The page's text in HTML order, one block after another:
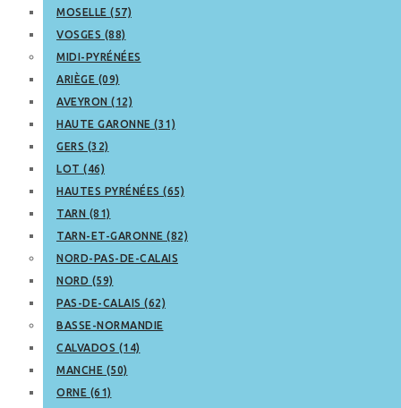
MOSELLE (57)
VOSGES (88)
MIDI-PYRÉNÉES
ARIÈGE (09)
AVEYRON (12)
HAUTE GARONNE (31)
GERS (32)
LOT (46)
HAUTES PYRÉNÉES (65)
TARN (81)
TARN-ET-GARONNE (82)
NORD-PAS-DE-CALAIS
NORD (59)
PAS-DE-CALAIS (62)
BASSE-NORMANDIE
CALVADOS (14)
MANCHE (50)
ORNE (61)